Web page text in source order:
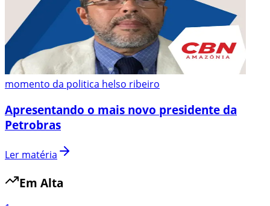
momento da politica helso ribeiro
Apresentando o mais novo presidente da
Petrobras
Ler matéria
Em Alta